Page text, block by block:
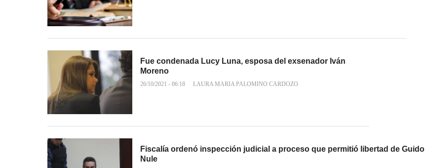
Fue condenada Lucy Luna, esposa del exsenador Iván
Moreno
26/10/2021 - 06:18 LAURA MARIA PALOMINO CARDOZO
Fiscalía ordenó inspección judicial a proceso que permitió libertad de Guido
Nule